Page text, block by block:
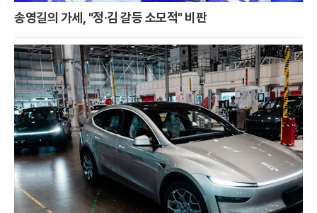
송영길의 가세, "정·김 갈등 소모적" 비판